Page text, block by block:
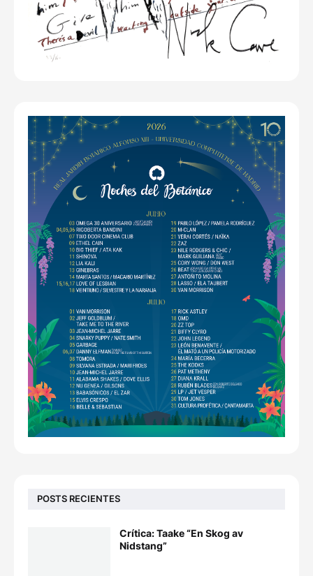
POSTS RECIENTES
Crítica: Taake “En Skog av
Nidstang”